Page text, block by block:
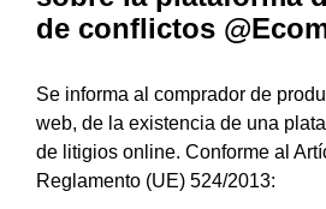
de conflictos
Se informa al comprador de
web, de la existencia de una
de litigios online. Conforme al
Reglamento (UE) 524/2013: